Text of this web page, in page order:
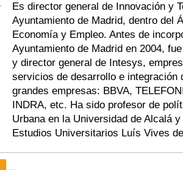
Es director general de Innovación y
Ayuntamiento de Madrid, dentro del
Economía y Empleo. Antes de
Ayuntamiento de Madrid en 2004,
y director general de Intesys,
servicios de desarrollo e integración
grandes empresas: BBVA,
INDRA, etc. Ha sido profesor de
Urbana en la Universidad de Alcalá
Estudios Universitarios Luís Vives